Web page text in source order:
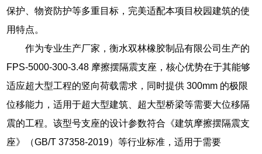
保护、物资防护等多重目标，完美适配本项目校园建筑的使
用特点。
作为专业生产厂家，衡水双林橡胶制品有限公司生产的
FPS-5000-300-3.48 摩擦摆隔震支座，核心优势在于其能够
适应超大型工程的竖向荷载需求，同时提供 300mm 的极限
位移能力，适用于超大型建筑、超大型桥梁等需要大位移隔
震的工程。该型号支座的设计参数符合《建筑摩擦摆隔震支
座》（GB/T 37358-2019）等行业标准，适用于需要